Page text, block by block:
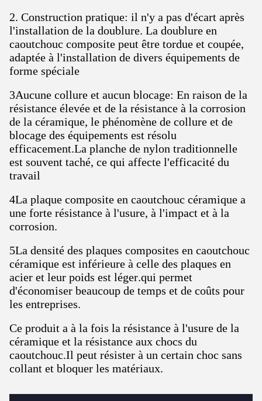
2. Construction pratique: il n'y a pas d'écart après
l'installation de la doublure. La doublure en
caoutchouc composite peut être tordue et coupée,
adaptée à l'installation de divers équipements de
forme spéciale
3Aucune collure et aucun blocage: En raison de la
résistance élevée et de la résistance à la corrosion
de la céramique, le phénomène de collure et de
blocage des équipements est résolu
efficacement.La planche de nylon traditionnelle
est souvent taché, ce qui affecte l'efficacité du
travail
4La plaque composite en caoutchouc céramique a
une forte résistance à l'usure, à l'impact et à la
corrosion.
5La densité des plaques composites en caoutchouc
céramique est inférieure à celle des plaques en
acier et leur poids est léger.qui permet
d'économiser beaucoup de temps et de coûts pour
les entreprises.
Ce produit a à la fois la résistance à l'usure de la
céramique et la résistance aux chocs du
caoutchouc.Il peut résister à un certain choc sans
collant et bloquer les matériaux.